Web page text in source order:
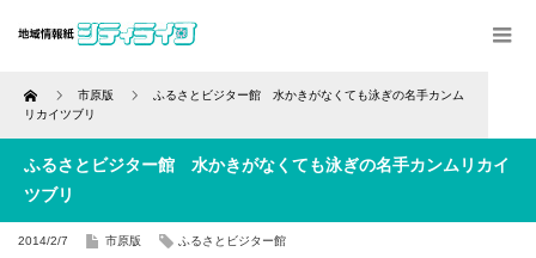
Home 市原版
ふるさとビジター館 水かきがなくても泳ぎの名手カンム
リカイツブリ
ふるさとビジター館 水かきがなくても泳ぎの名手カンムリカイ
ツブリ
2014/2/7 市原版 ふるさとビジター館